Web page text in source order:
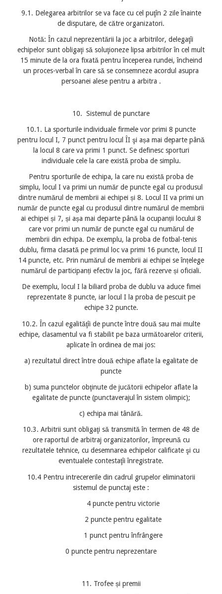
9.1. Delegarea arbitrilor se va face cu cel puţîn 2 zile înainte
de disputare, de către organizatori.
Notă: În cazul neprezentării la joc a arbitrilor, delegaţîi
echipelor sunt obligaţi să soluţioneze lipsa arbitrilor în cel mult
15 minute de la ora fixată pentru începerea rundei, încheind
un proces-verbal în care să se consemneze acordul asupra
persoanei alese pentru a arbitra .
10. Sistemul de punctare
10.1. La sporturile individuale firmele vor primi 8 puncte
pentru locul I, 7 punct pentru locul ÎI şi așa mai departe până
la locul 8 care va primi 1 punct. Se definesc sporturi
individuale cele la care există proba de simplu.
Pentru sporturile de echipa, la care nu există proba de
simplu, locul I va primi un număr de puncte egal cu produsul
dintre numărul de membrii ai echipei și 8. Locul II va primi un
număr de puncte egal cu produsul dintre numărul de membrii
ai echipei și 7, și așa mai departe până la ocupanții locului 8
care vor primi un număr de puncte egal cu numărul de
membrii din echipa. De exemplu, la proba de fotbal-tenis
dublu, firma clasată pe primul loc va primi 16 puncte, locul II
14 puncte, etc. Prin numărul de membrii ai echipei se înțelege
numărul de participanți efectiv la joc, fără rezerve și oficiali.
De exemplu, locul I la biliard proba de dublu va aduce fimei
reprezentate 8 puncte, iar locul I la proba de pescuit pe
echipe 32 puncte.
10.2. În cazul egalităţîi de puncte între două sau mai multe
echipe, clasamentul va fi stabilit pe baza următoarelor criterii,
aplicate în ordinea de mai jos:
a) rezultatul direct între două echipe aflate la egalitate de
puncte
b) suma punctelor obţinute de jucătorii echipelor aflate la
egalitate de puncte (punctaverajul în sistem olimpic);
c) echipa mai tânără.
10.3. Arbitrii sunt obligaţi să transmită în termen de 48 de
ore raportul de arbitraj organizatorilor, împreună cu
rezultatele tehnice, cu desemnarea echipelor calificate şi cu
eventualele contestaţîi înregistrate.
10.4 Pentru intrecererile din cadrul grupelor eliminatorii
sistemul de punctaj este :
4 puncte pentru victorie
2 puncte pentru egalitate
1 punct pentru înfrângere
0 puncte pentru neprezentare
11. Trofee și premii